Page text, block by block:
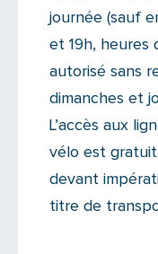
journée (sauf
et 19h, heures
autorisé sans
dimanches et
L’accès aux
vélo est
devant
titre de